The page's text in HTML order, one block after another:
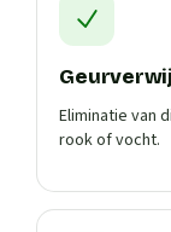
Eliminatie van
rook of vocht.